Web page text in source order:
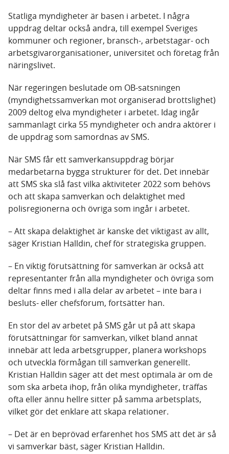
Statliga myndigheter är basen i arbetet. I några
uppdrag deltar också andra, till exempel Sveriges
kommuner och regioner, bransch-, arbetstagar- och
arbetsgivarorganisationer, universitet och företag från
näringslivet.
När regeringen beslutade om OB-satsningen
(myndighetssamverkan mot organiserad brottslighet)
2009 deltog elva myndigheter i arbetet. Idag ingår
sammanlagt cirka 55 myndigheter och andra aktörer i
de uppdrag som samordnas av SMS.
När SMS får ett samverkansuppdrag börjar
medarbetarna bygga strukturer för det. Det innebär
att SMS ska slå fast vilka aktiviteter 2022 som behövs
och att skapa samverkan och delaktighet med
polisregionerna och övriga som ingår i arbetet.
– Att skapa delaktighet är kanske det viktigast av allt,
säger Kristian Halldin, chef för strategiska gruppen.
– En viktig förutsättning för samverkan är också att
representanter från alla myndigheter och övriga som
deltar finns med i alla delar av arbetet – inte bara i
besluts- eller chefsforum, fortsätter han.
En stor del av arbetet på SMS går ut på att skapa
förutsättningar för samverkan, vilket bland annat
innebär att leda arbetsgrupper, planera workshops
och utveckla förmågan till samverkan generellt.
Kristian Halldin säger att det mest optimala är om de
som ska arbeta ihop, från olika myndigheter, träffas
ofta eller ännu hellre sitter på samma arbetsplats,
vilket gör det enklare att skapa relationer.
– Det är en beprövad erfarenhet hos SMS att det är så
vi samverkar bäst, säger Kristian Halldin.